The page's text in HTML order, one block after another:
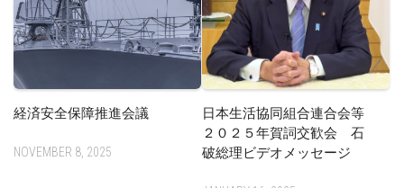
経済安全保障推進会議
NOVEMBER 8, 2025
日本生活協同組合連合会等
２０２５年賀詞交歓会 石
破総理ビデオメッセージ